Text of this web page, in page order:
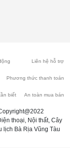
Liên hệ hỗ trợ
Phương thức thanh toán
biết An toàn mua bán
thoại, Nội thất, Cây
lịch Bà Rịa Vũng Tàu